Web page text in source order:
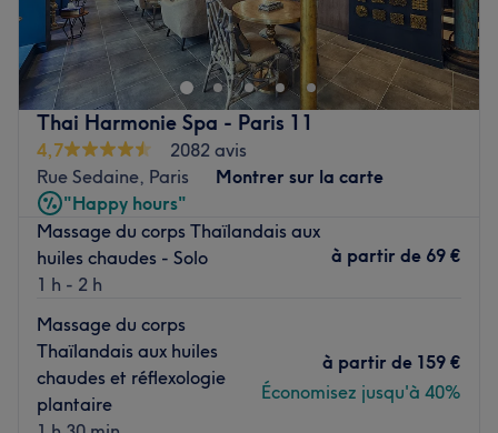
Thai Harmonie Spa - Paris 11
4,7
2082 avis
Rue Sedaine, Paris
Montrer sur la carte
"Happy hours"
Massage du corps Thaïlandais aux
huiles chaudes - Solo
1 h - 2 h
à partir de 69 €
Massage du corps
Thaïlandais aux huiles
chaudes et réflexologie
plantaire
à partir de 159 €
Économisez jusqu'à 40%